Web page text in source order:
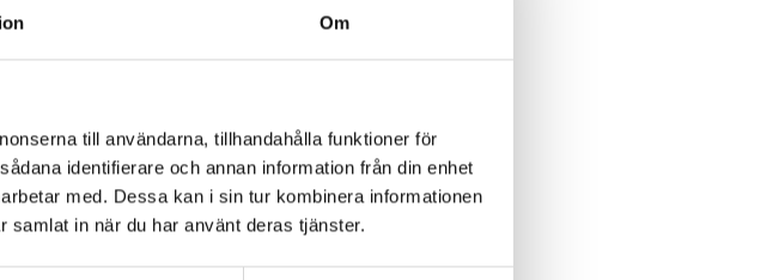
Om
till användarna, tillhandahålla funktioner för
identifierare och annan information från din enhet
med. Dessa kan i sin tur kombinera informationen
samlat in när du har använt deras tjänster.